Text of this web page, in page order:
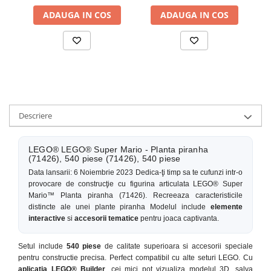
ADAUGA IN COS ADAUGA IN COS
Descriere
LEGO® LEGO® Super Mario - Planta piranha
(71426), 540 piese (71426), 540 piese
Data lansarii: 6 Noiembrie 2023 Dedica-ţi timp sa te cufunzi intr-o
provocare de construcţie cu figurina articulata LEGO® Super
Mario™ Planta piranha (71426). Recreeaza caracteristicile
distincte ale unei plante piranha Modelul include elemente
interactive si accesorii tematice pentru joaca captivanta.
Setul include 540 piese de calitate superioara si accesorii speciale
pentru constructie precisa. Perfect compatibil cu alte seturi LEGO. Cu
aplicatia LEGO® Builder , cei mici pot vizualiza modelul 3D, salva